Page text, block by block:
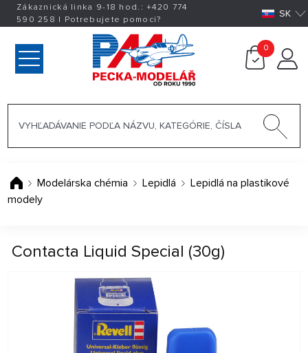
Zákaznická linka 9-18 hod.:+420 774
590 258 | Potrebujete pomoci? SK
0
Modelárska chémia Lepidlá
Lepidlá na plastikové
modely
Contacta Liquid Special (30g)